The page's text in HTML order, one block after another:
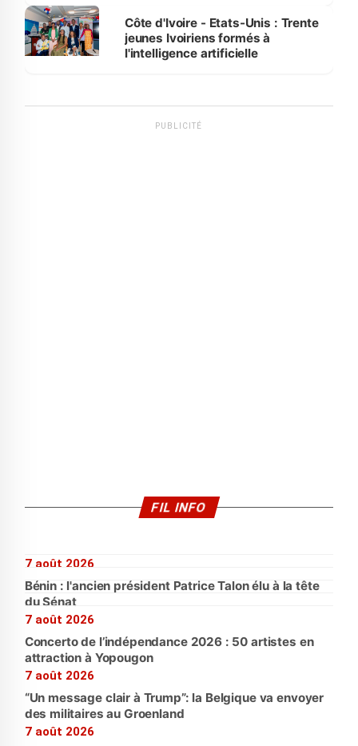
Côte d'Ivoire - Etats-Unis : Trente
jeunes Ivoiriens formés à
l'intelligence artificielle
PUBLICITÉ
FIL INFO
7 août 2026
Bénin : l'ancien président Patrice Talon élu à la tête
du Sénat
7 août 2026
Concerto de l’indépendance 2026 : 50 artistes en
attraction à Yopougon
7 août 2026
“Un message clair à Trump”: la Belgique va envoyer
des militaires au Groenland
7 août 2026